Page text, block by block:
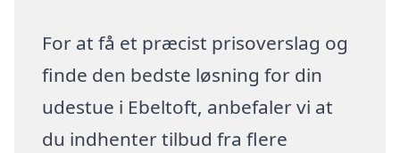
For at få et præcist prisoverslag og
finde den bedste løsning for din
udestue i Ebeltoft, anbefaler vi at
du indhenter tilbud fra flere